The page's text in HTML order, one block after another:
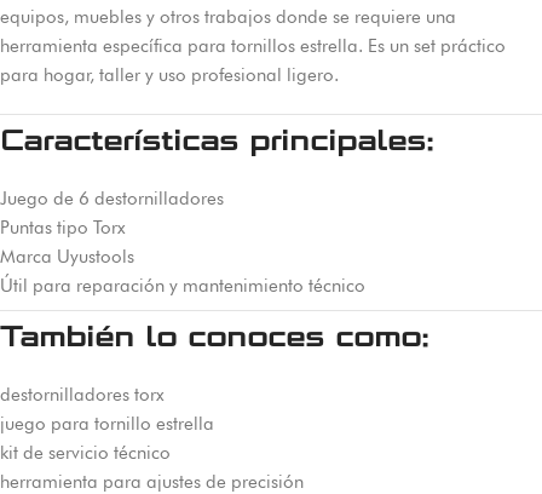
equipos, muebles y otros trabajos donde se requiere una
herramienta específica para tornillos estrella. Es un set práctico
para hogar, taller y uso profesional ligero.
Características principales:
Juego de 6 destornilladores
Puntas tipo Torx
Marca Uyustools
Útil para reparación y mantenimiento técnico
También lo conoces como:
destornilladores torx
juego para tornillo estrella
kit de servicio técnico
herramienta para ajustes de precisión